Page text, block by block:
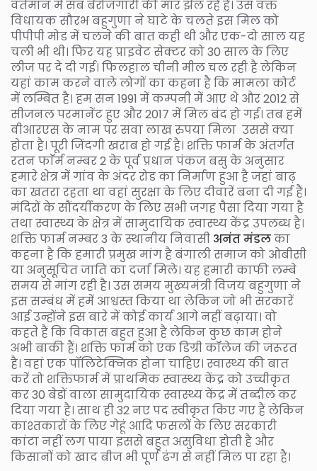
वर्तमान में सब बेरोजगारी की मार झेल रहे हैं। उस वक्त
विधायक सौरभ बहुगुणा ने घाटे के चलते इस मिल को
पीपीपी मोड में चलने की बात कही थी और एक-दो साल यह
चली भी थी। फिर यह प्राइवेट सेक्टर को 30 साल के लिए
लीज पर दे दी गई। फिलहाल चीनी मील चल रही है लेकिन
यहां काम करने वाले लोगों का कहना है कि मामला कोर्ट
में लम्बित है। हम सन 1991 में कम्पनी में आए थे और 2012 से
सीजनल परमानेंट हुए और 2017 में मिल बंद हो गई। तब हमें
वीआरएस के नाम पर सवा लाख रुपया मिला उससे क्या
होता है। पूरी जिंदगी खराब हो गई है। शक्ति फार्म के अंतर्गत
रतन फाॅर्म नम्बर 2 के पूर्व प्रधान पंकज बसु के अनुसार
हमारे क्षेत्र में गांव के अंदर रोड का निर्माण हुआ है जहां बाढ़
का खतरा रहता था वहां सुरक्षा के लिए दीवारें बना दी गई हैं।
मंदिरों के सौंदर्यीकरण के लिए सभी जगह पैसा दिया गया है
तथा स्वास्थ्य के क्षेत्र में सामुदायिक स्वास्थ्य केंद्र उपलब्ध है।
शक्ति फार्म नम्बर 3 के स्थानीय निवासी अनंत मंडलका
कहना है कि हमारी प्रमुख मांग है बंगाली समाज को ओबीसी
या अनुसूचित जाति का दर्जा मिले। यह हमारी काफी लम्बे
समय से मांग रही है। उस समय मुख्यमंत्री विजय बहुगुणा ने
इस सम्बंध में हमें आश्वस्त किया था लेकिन जो भी सरकारें
आई उन्होंने इस बारे में कोई कार्य आगे नहीं बढ़ाया। वो
कहते हैं कि विकास बहुत हुआ है लेकिन कुछ काम होने
अभी बाकी हैं। शक्ति फार्म को एक डिग्री कॉलेज की जरूरत
है। वहां एक पॉलिटेक्निक होना चाहिए। स्वास्थ्य की बात
करें तो शक्तिफार्म में प्राथमिक स्वास्थ्य केंद्र को उच्चीकृत
कर 30 बेडों वाला सामुदायिक स्वास्थ्य केंद्र में तब्दील कर
दिया गया है। साथ ही 32 नए पद स्वीकृत किए गए हैं लेकिन
काश्तकारों के लिए गेहूं आदि फसलों के लिए सरकारी
कांटा नहीं लग पाया इससे बहुत असुविधा होती है और
किसानों को खाद बीज भी पूर्ण ढंग से नहीं मिल पा रहा है।